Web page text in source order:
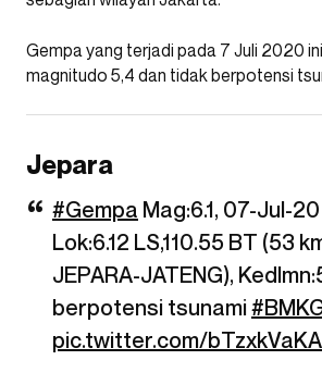
Gempa yang terjadi pada 7 Juli 2020
magnitudo 5,4 dan tidak berpotensi
Jepara
#Gempa Mag:6.1, 07-Jul-
Lok:6.12 LS,110.55 BT (53
JEPARA-JATENG),
berpotensi tsunami
pic.twitter.com/